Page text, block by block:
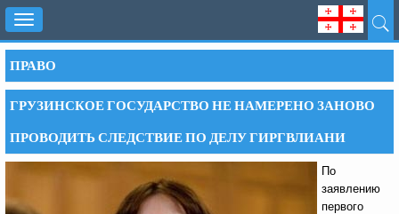
Toggle
navigation
ПРАВО
ГРУЗИНСКОЕ ГОСУДАРСТВО НЕ НАМЕРЕНО ЗАНОВО
ПРОВОДИТЬ СЛЕДСТВИЕ ПО ДЕЛУ ГИРГВЛИАНИ
По
заявлению
первого